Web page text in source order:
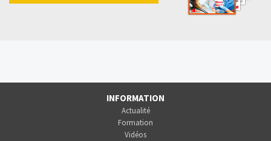
INFORMATION
Actualité
Formation
Vidéos